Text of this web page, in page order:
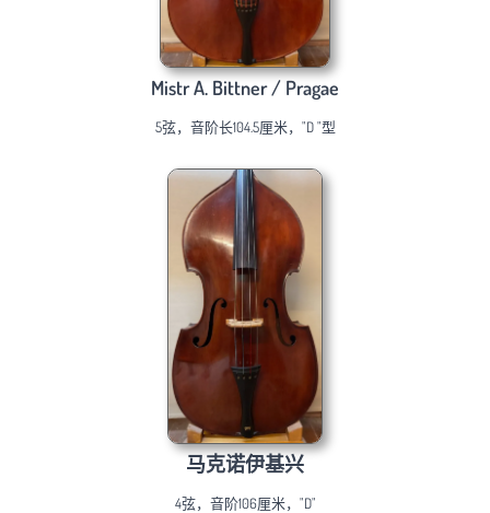
Mistr A. Bittner / Pragae
5弦，音阶长104.5厘米，"D "型
马克诺伊基兴
4弦，音阶106厘米，"D"